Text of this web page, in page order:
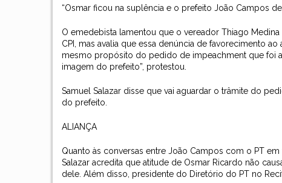
“Osmar ficou na suplência e o prefeito João Campos
O emedebista lamentou que o vereador Thiago Medina
CPI, mas avalia que essa denúncia de favorecimento
mesmo propósito do pedido de impeachment que foi
imagem do prefeito”, protestou.
Samuel Salazar disse que vai aguardar o trâmite do
do prefeito.
ALIANÇA
Quanto às conversas entre João Campos com o PT
Salazar acredita que atitude de Osmar Ricardo não
dele. Além disso, presidente do Diretório do PT no